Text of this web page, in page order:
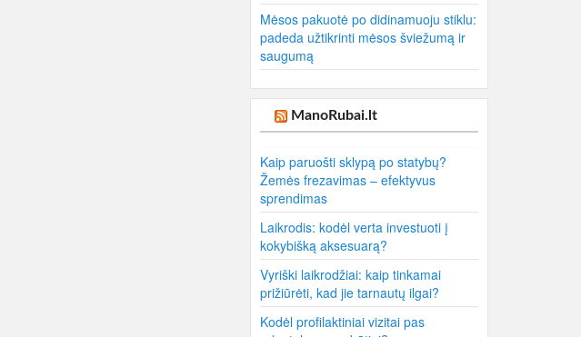
Mėsos pakuotė po didinamuoju stiklu:
padeda užtikrinti mėsos šviežumą ir
saugumą
ManoRubai.lt
Kaip paruošti sklypą po statybų?
Žemės frezavimas – efektyvus
sprendimas
Laikrodis: kodėl verta investuoti į
kokybišką aksesuarą?
Vyriški laikrodžiai: kaip tinkamai
prižiūrėti, kad jie tarnautų ilgai?
Kodėl profilaktiniai vizitai pas